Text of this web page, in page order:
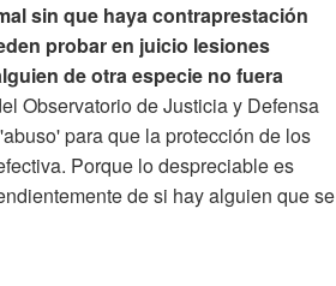
sin que haya contraprestación
probar en juicio lesiones
de otra especie no fuera
Observatorio de Justicia y Defensa
para que la protección de los
Porque lo despreciable es
de si hay alguien que se